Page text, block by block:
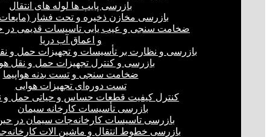
بازرسی پایپ ها لوله های انتقال
بازرسی مخازن ذخیره و تحت فشار
ضخامت سنجی و عیب یابی تاسیسات قدیمی در
و اعماق آب دریا
بازرسی و نظارت بر تأسیسات و تجهیزات حمل و
بازرسی و کنترل تجهیزات حمل و نقل
ضخامت سنجی و تست بدنه هواپیما
تست دوره‌ای تجهیزات هوایی
کنترل کیفیت قطعات حساس و حیاتی حمل و
بازرسی تأسیسات کارخانه سیمان
بازرسی تاسیسات کارخانه‌جات سیمان در
بازرسی خطوط انتقال و ماشین الات